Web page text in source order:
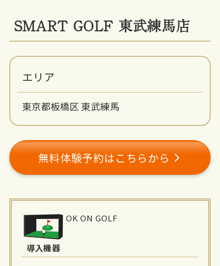
SMART GOLF 東武練馬店
エリア
東京都板橋区 東武練馬
無料体験予約はこちらから
導入機器
OK ON GOLF